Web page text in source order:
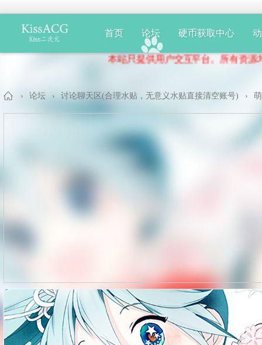
首页 论坛 硬币获取中心
本站只提供用户交互平台。所有资源均
› 论坛 › 讨论聊天区(合理水贴，无意义水贴直接清空账号) ›